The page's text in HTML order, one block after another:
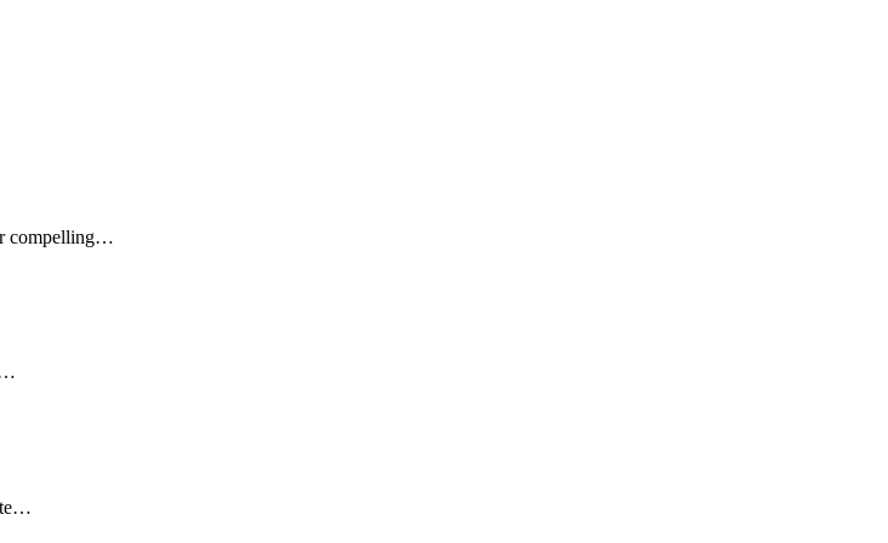
compelling…